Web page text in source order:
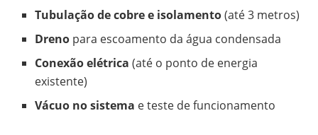
Tubulação de cobre e isolamento(até 3 metros)
Dreno para escoamento da água condensada
Conexão elétrica (até o ponto de energia
existente)
Vácuo no sistema e teste de funcionamento